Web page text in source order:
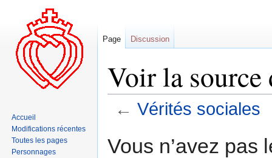
Voir la source
← Vérités sociales
àà
Vous n’avez pas
Page Discussion
Accueil
Modifications récentes
Toutes les pages
Personnages